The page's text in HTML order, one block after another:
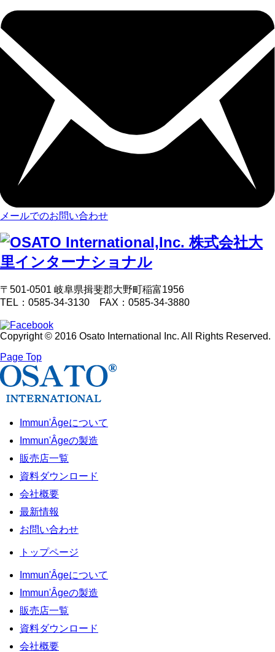
メールでのお問い合わせ
〒501-0501 岐阜県揖斐郡大野町稲富1956
TEL：0585-34-3130 FAX：0585-34-3880
Copyright © 2016 Osato International Inc. All Rights Reserved.
Page Top
Immun'Âgeについて
Immun'Âgeの製造
販売店一覧
資料ダウンロード
会社概要
最新情報
お問い合わせ
トップページ
Immun'Âgeについて
Immun'Âgeの製造
販売店一覧
資料ダウンロード
会社概要